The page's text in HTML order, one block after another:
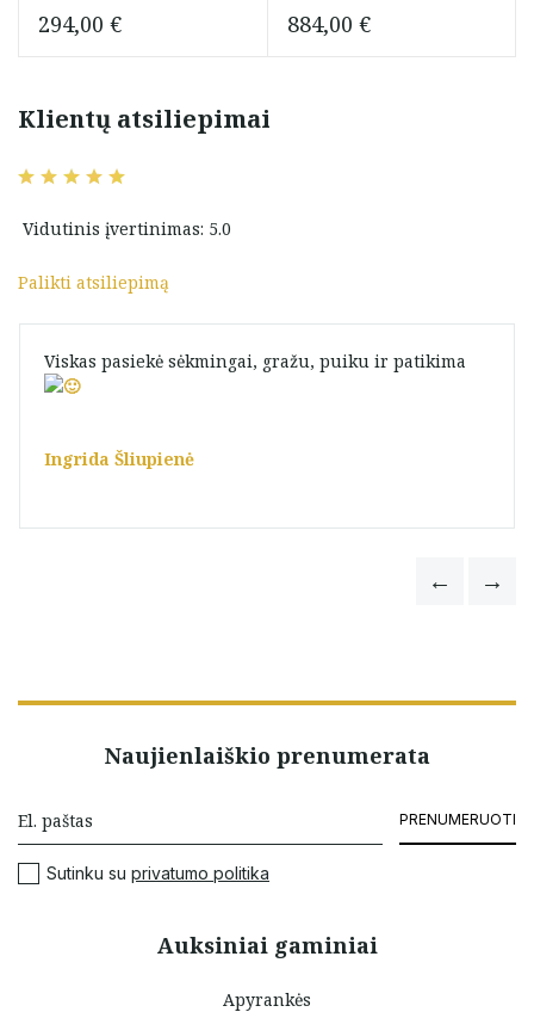
294,00 € 884,00 €
Klientų atsiliepimai
Vidutinis įvertinimas: 5.0
Palikti atsiliepimą
Viskas pasiekė sėkmingai, gražu, puiku ir patikima
Ingrida Šliupienė
Auksiniai gaminiai
Apyrankės
Naujienlaiškio prenumerata
PRENUMERUOTI
Sutinku su privatumo politika